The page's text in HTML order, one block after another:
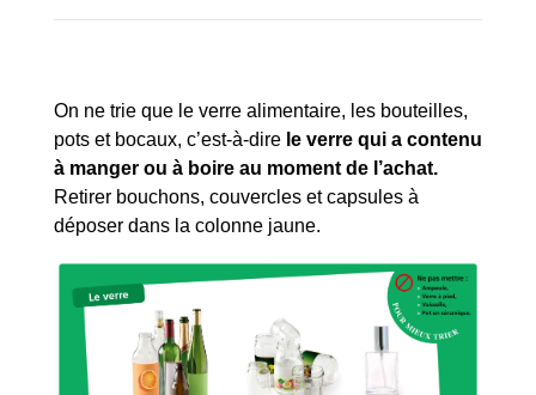
On ne trie que le verre alimentaire, les bouteilles,
pots et bocaux, c’est-à-dire le verre qui a contenu
à manger ou à boire au moment de l’achat.
Retirer bouchons, couvercles et capsules à
déposer dans la colonne jaune.